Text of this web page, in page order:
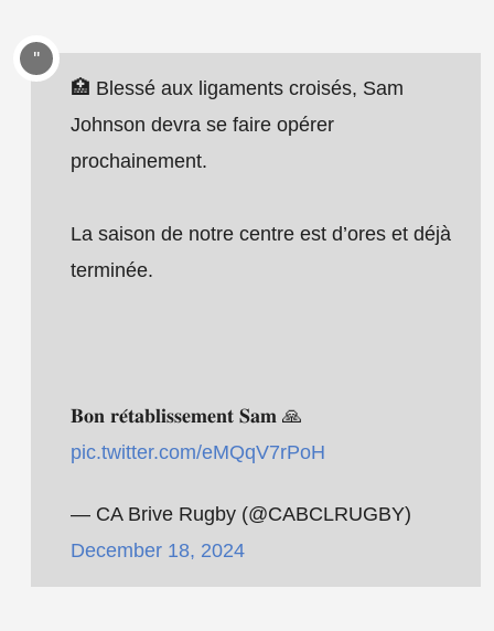
🏥 Blessé aux ligaments croisés, Sam
Johnson devra se faire opérer
prochainement.
La saison de notre centre est d’ores et déjà
terminée.
𝐁𝐨𝐧 𝐫𝐞́𝐭𝐚𝐛𝐥𝐢𝐬𝐬𝐞𝐦𝐞𝐧𝐭 𝐒𝐚𝐦 🙏
pic.twitter.com/eMQqV7rPoH
— CA Brive Rugby (@CABCLRUGBY)
December 18, 2024